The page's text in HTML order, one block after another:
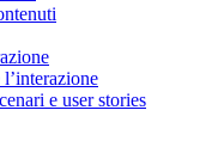
e user stories